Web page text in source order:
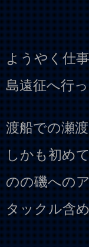
ようやく仕
島遠征へ行
渡船での瀬
しかも初め
のの磯への
タックル含